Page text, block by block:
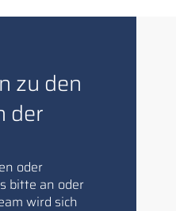
zu den
der
oder
bitte an oder
wird sich